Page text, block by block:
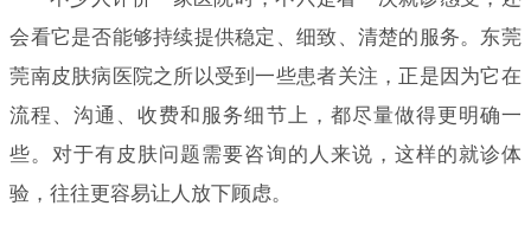
会看它是否能够持续提供稳定、细致、清楚的服务。东莞
莞南皮肤病医院之所以受到一些患者关注，正是因为它在
流程、沟通、收费和服务细节上，都尽量做得更明确一
些。对于有皮肤问题需要咨询的人来说，这样的就诊体
验，往往更容易让人放下顾虑。